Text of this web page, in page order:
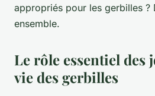
appropriés pour les gerbilles ?
ensemble.
Le rôle essentiel des
vie des gerbilles